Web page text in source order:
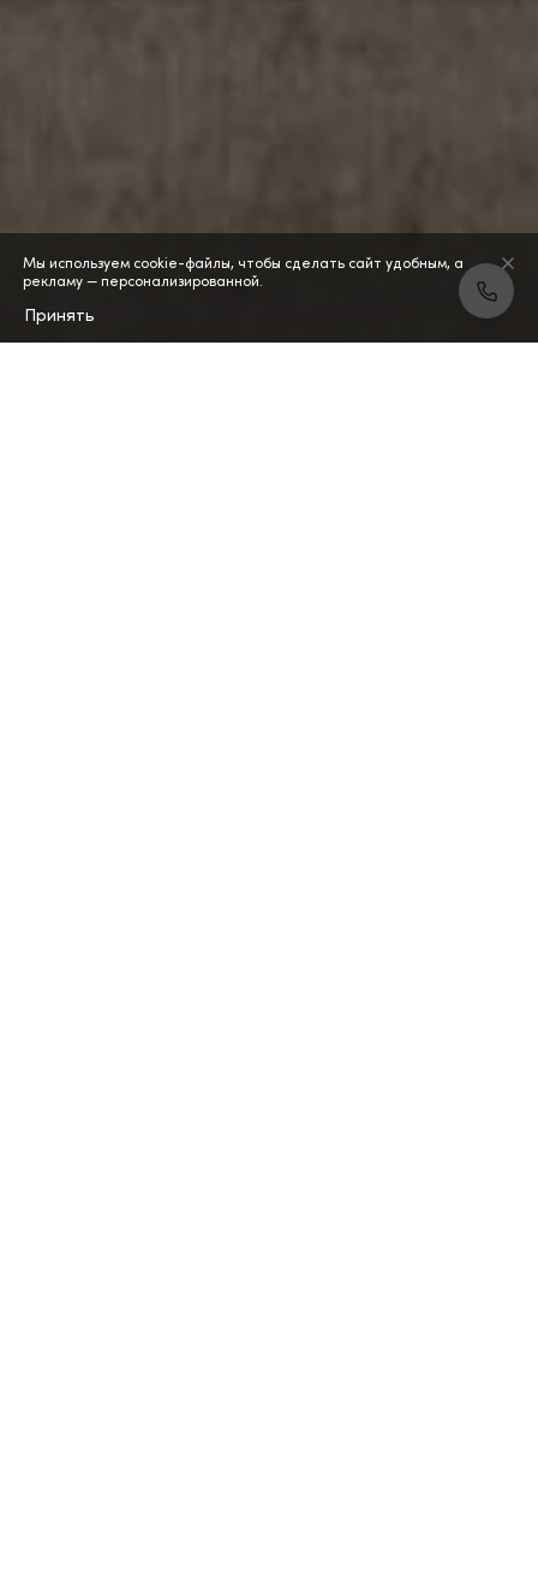
Мы используем cookie-файлы, чтобы сделать сайт удобным, а
рекламу — персонализированной.
Принять